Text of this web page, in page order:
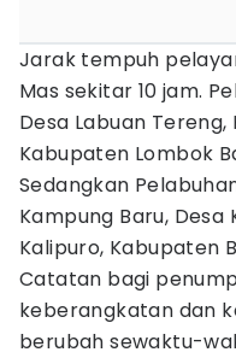
Jarak tempuh
Mas sekitar 10 jam.
Desa Labuan
Kabupaten Lombok
Sedangkan
Kampung Baru,
Kalipuro, Kabupaten
Catatan bagi
keberangkatan dan
berubah sewaktu-